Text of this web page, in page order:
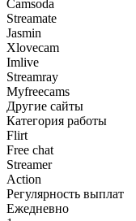
Camsoda
Streamate
Jasmin
Xlovecam
Imlive
Streamray
Myfreecams
Другие сайты
Категория работы
Flirt
Free chat
Streamer
Action
Регулярность выплат
Ежедневно